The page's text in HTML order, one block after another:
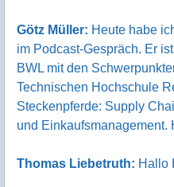
Götz Müller: Heute habe
im Podcast-Gespräch. Er
BWL mit den
Technischen Hochschule
Steckenpferde: Supply
und Einkaufsmanagement.
Thomas Liebetruth: Hallo